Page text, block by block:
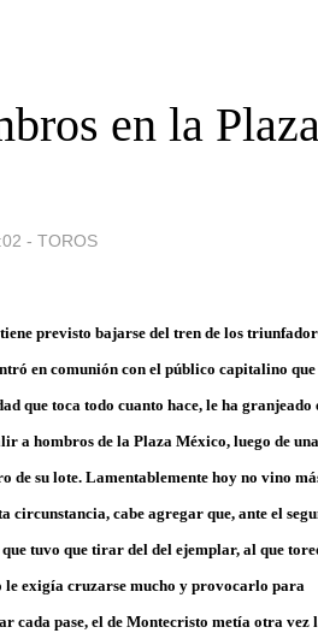
en la Plaza
- TOROS
previsto bajarse del tren de los
en comunión con el público capitalino
que toca todo cuanto hace, le ha granjeado
a hombros de la Plaza México, luego de una
su lote. Lamentablemente hoy no vino
circunstancia, cabe agregar que, ante el
tuvo que tirar del del ejemplar, al que
exigía cruzarse mucho y provocarlo para
cada pase, el de Montecristo metía otra vez